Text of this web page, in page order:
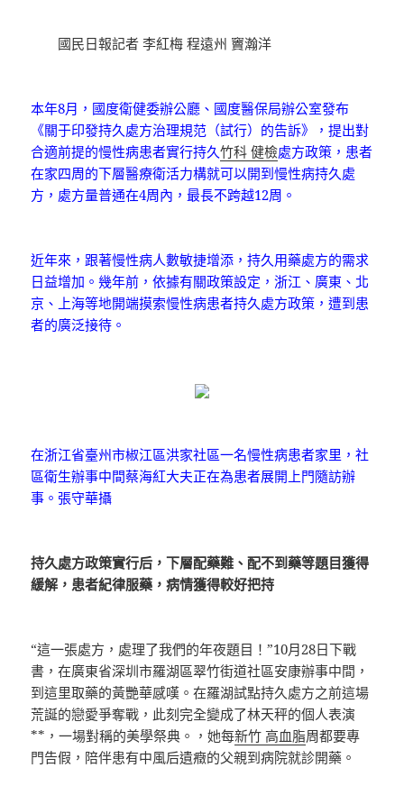
國民日報記者 李紅梅 程遠州 竇瀚洋
本年8月，國度衛健委辦公廳、國度醫保局辦公室發布
《關于印發持久處方治理規范（試行）的告訴》，提出對
合適前提的慢性病患者實行持久竹科 健檢處方政策，患者
在家四周的下層醫療衛活力構就可以開到慢性病持久處
方，處方量普通在4周內，最長不跨越12周。
近年來，跟著慢性病人數敏捷增添，持久用藥處方的需求
日益增加。幾年前，依據有關政策設定，浙江、廣東、北
京、上海等地開端摸索慢性病患者持久處方政策，遭到患
者的廣泛接待。
在浙江省臺州市椒江區洪家社區一名慢性病患者家里，社
區衛生辦事中間蔡海紅大夫正在為患者展開上門隨訪辦
事。張守華攝
持久處方政策實行后，下層配藥難、配不到藥等題目獲得
緩解，患者紀律服藥，病情獲得較好把持
“這一張處方，處理了我們的年夜題目！”10月28日下戰
書，在廣東省深圳市羅湖區翠竹街道社區安康辦事中間，
到這里取藥的黃艷華感嘆。在羅湖試點持久處方之前這場
荒誕的戀愛爭奪戰，此刻完全變成了林天秤的個人表演
**，一場對稱的美學祭典。，她每新竹 高血脂周都要專
門告假，陪伴患有中風后遺癥的父親到病院就診開藥。